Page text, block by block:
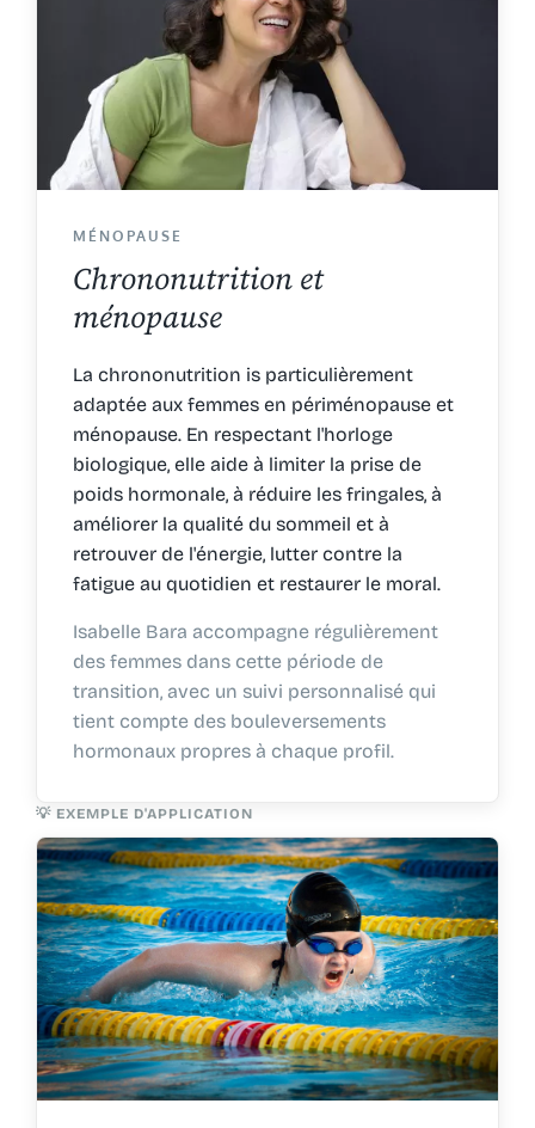
MÉNOPAUSE
Chrononutrition et
ménopause
La chrononutrition is particulièrement
adaptée aux femmes en périménopause et
ménopause. En respectant l'horloge
biologique, elle aide à limiter la prise de
poids hormonale, à réduire les fringales, à
améliorer la qualité du sommeil et à
retrouver de l'énergie, lutter contre la
fatigue au quotidien et restaurer le moral.
Isabelle Bara accompagne régulièrement
des femmes dans cette période de
transition, avec un suivi personnalisé qui
tient compte des bouleversements
hormonaux propres à chaque profil.
💡 EXEMPLE D'APPLICATION